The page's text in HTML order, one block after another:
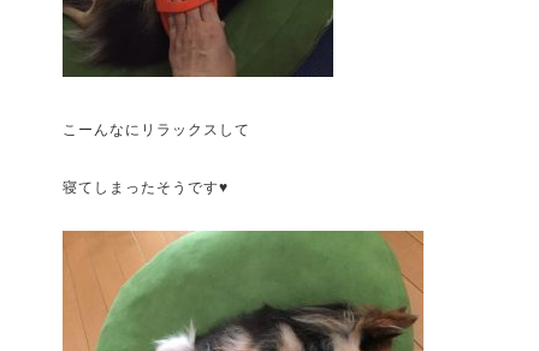
こーんなにリラックスして
寝てしまったそうです♥︎